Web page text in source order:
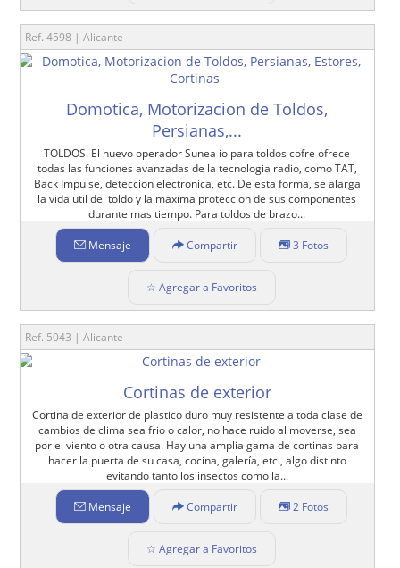
Ref. 4598 | Alicante
Domotica, Motorizacion de Toldos,
Persianas,...
TOLDOS. El nuevo operador Sunea io para toldos cofre ofrece
todas las funciones avanzadas de la tecnologia radio, como TAT,
Back Impulse, deteccion electronica, etc. De esta forma, se alarga
la vida util del toldo y la maxima proteccion de sus componentes
durante mas tiempo. Para toldos de brazo...
Mensaje Compartir 3 Fotos
☆ Agregar a Favoritos
Ref. 5043 | Alicante
Cortinas de exterior
Cortina de exterior de plastico duro muy resistente a toda clase de
cambios de clima sea frio o calor, no hace ruido al moverse, sea
por el viento o otra causa. Hay una amplia gama de cortinas para
hacer la puerta de su casa, cocina, galería, etc., algo distinto
evitando tanto los insectos como la...
Mensaje Compartir 2 Fotos
☆ Agregar a Favoritos